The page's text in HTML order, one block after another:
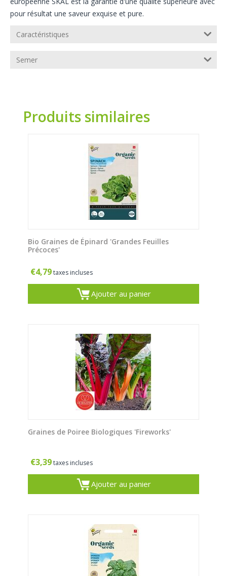
pour résultat une saveur exquise et pure.
Caractéristiques
Semer
Produits similaires
Bio Graines de Épinard 'Grandes Feuilles
Précoces'
€4,79taxes incluses
Ajouter au panier
Graines de Poiree Biologiques 'Fireworks'
€3,39taxes incluses
Ajouter au panier